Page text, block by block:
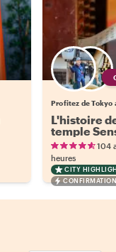
Profitez de
L'histoire
temple
d'Asakusa
104
heures
CITY